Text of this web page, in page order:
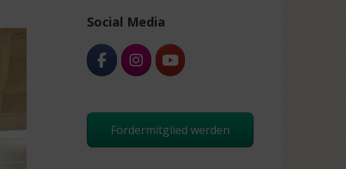
Social Media
Fördermitglied werden